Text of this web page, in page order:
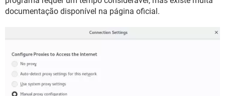
documentação disponível na página oficial.